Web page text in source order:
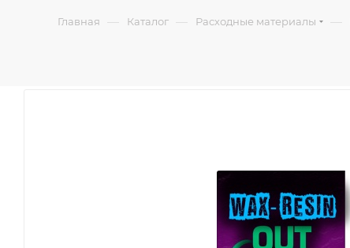
Главная — Каталог — Расходные материалы —